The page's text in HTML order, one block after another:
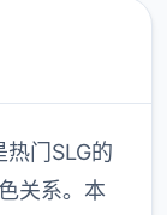
热门SLG的
关系。本